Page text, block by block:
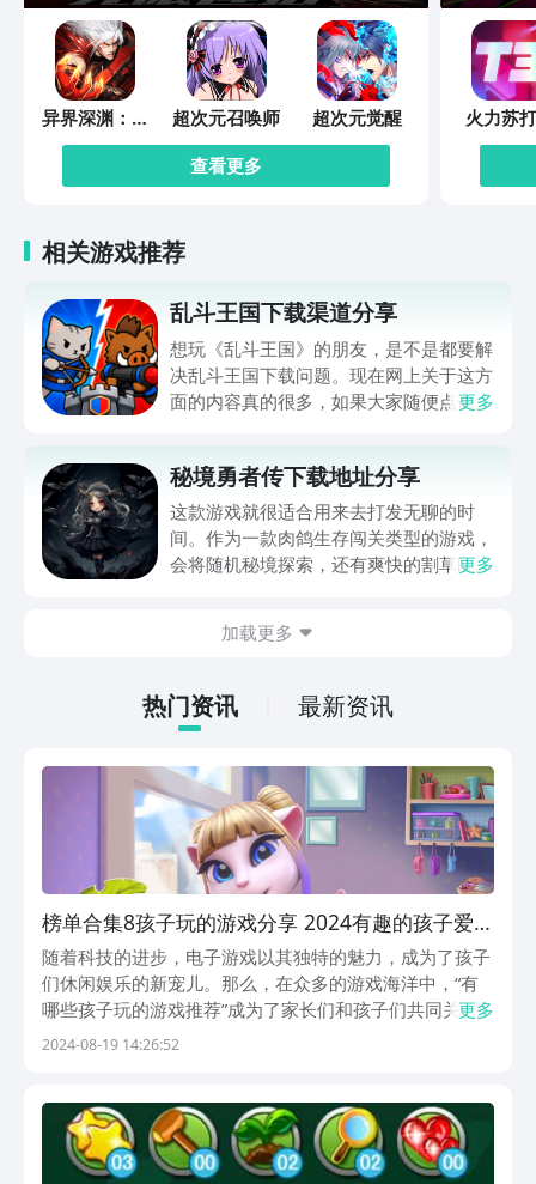
异界深渊：觉
醒
超次元召唤师
超次元觉醒
查看更多
火力苏
相关游戏推荐
乱斗王国下载渠道分享
想玩《乱斗王国》的朋友，是不是都要解
决乱斗王国下载问题。现在网上关于这方
面的内容真的很多，如果大家随便点击陌
app进行下载会更加方便，九游是手游福
利最多的游戏平台，在这里不仅能够看到
游戏资源，还能及时查看后续的消息、活
动内容等相关信息。
更多
秘境勇者传下载地址分享
这款游戏就很适合用来去打发无聊的时
间。作为一款肉鸽生存闯关类型的游戏，
会将随机秘境探索，还有爽快的割草闯关
接就可以下载。游戏的上手门槛还是比较
打发无聊的时间，可玩性真的比较高。
更多
加载更多
热门资讯 最新资讯
榜单合集8孩子玩的游戏分享 2024有趣的孩子爱玩
的游戏before_2
随着科技的进步，电子游戏以其独特的魅力，成为了孩子
们休闲娱乐的新宠儿。那么，在众多的游戏海洋中，“有
哪些孩子玩的游戏推荐”成为了家长们和孩子们共同关心
的话题。今天，小编就化身为童趣导航员，穿梭于各类游
有...
更多
2024-08-19 14:26:52